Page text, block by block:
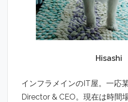
Hisashi
インフラメインのIT屋。一応
Director & CEO。現在は時間